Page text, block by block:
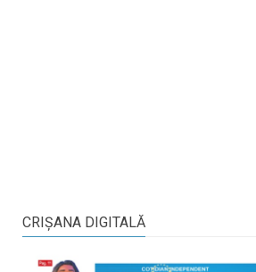
CRIŞANA DIGITALĂ